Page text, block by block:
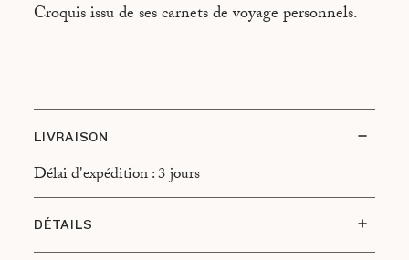
Croquis issu de ses carnets de voyage personnels.
LIVRAISON
Délai d'expédition : 3 jours
DÉTAILS